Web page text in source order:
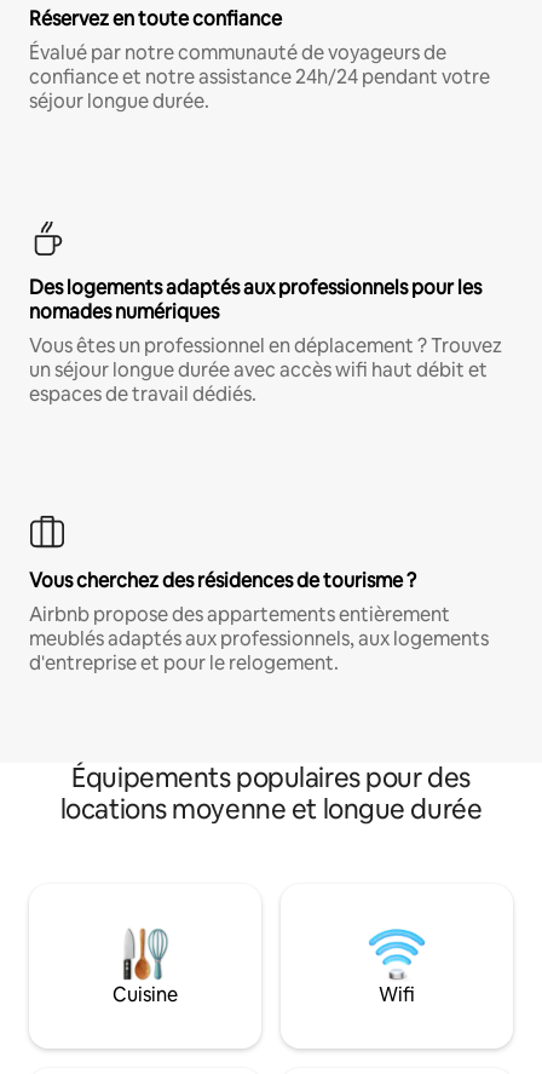
Réservez en toute confiance
Évalué par notre communauté de voyageurs de
confiance et notre assistance 24h/24 pendant votre
séjour longue durée.
Des logements adaptés aux professionnels pour les
nomades numériques
Vous êtes un professionnel en déplacement ? Trouvez
un séjour longue durée avec accès wifi haut débit et
espaces de travail dédiés.
Vous cherchez des résidences de tourisme ?
Airbnb propose des appartements entièrement
meublés adaptés aux professionnels, aux logements
d'entreprise et pour le relogement.
Équipements populaires pour des
locations moyenne et longue durée
Cuisine Wifi